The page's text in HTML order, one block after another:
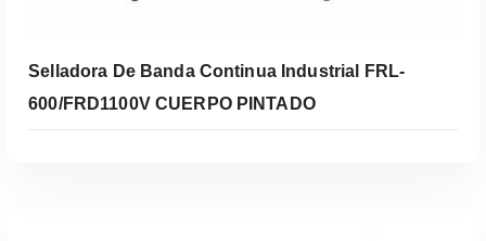
Selladora De Banda Continua Industrial FRL-
600/FRD1100V CUERPO PINTADO